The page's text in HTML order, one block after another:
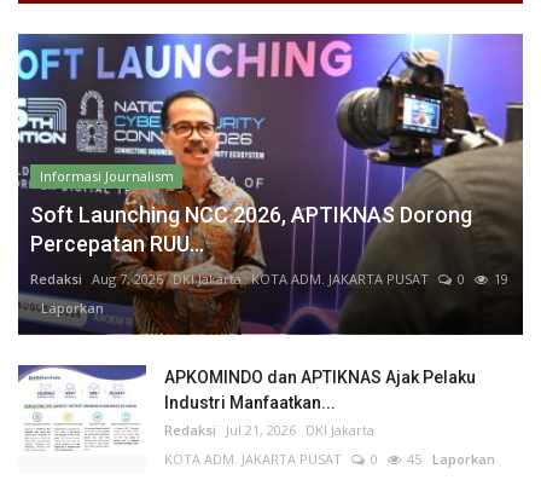
Informasi Journalism
Soft Launching NCC 2026, APTIKNAS Dorong
Percepatan RUU...
Redaksi Aug 7, 2026 DKI Jakarta KOTA ADM. JAKARTA PUSAT 0
19
Laporkan
APKOMINDO dan APTIKNAS Ajak Pelaku
Industri Manfaatkan...
Redaksi Jul 21, 2026 DKI Jakarta
KOTA ADM. JAKARTA PUSAT
0 45 Laporkan